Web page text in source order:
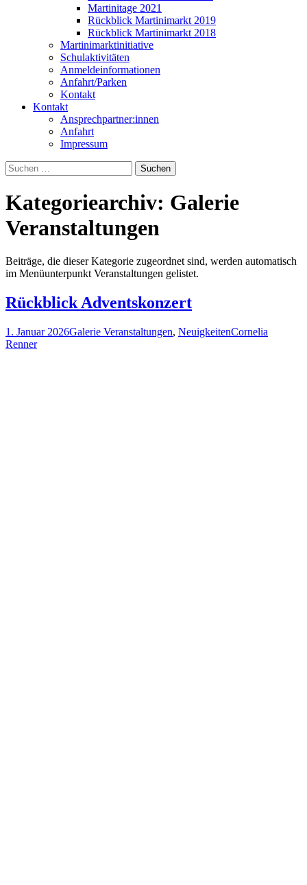
Martinitage 2021
Rückblick Martinimarkt 2019
Rückblick Martinimarkt 2018
Martinimarktinitiative
Schulaktivitäten
Anmeldeinformationen
Anfahrt/Parken
Kontakt
Kontakt
Ansprechpartner:innen
Anfahrt
Impressum
Suchen
nach:
Kategoriearchiv: Galerie
Veranstaltungen
Beiträge, die dieser Kategorie zugeordnet sind, werden automatisch
im Menüunterpunkt Veranstaltungen gelistet.
Rückblick Adventskonzert
1. Januar 2026Galerie Veranstaltungen, NeuigkeitenCornelia
Renner